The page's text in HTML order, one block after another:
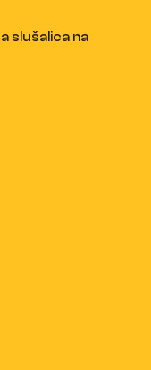
slušalica na